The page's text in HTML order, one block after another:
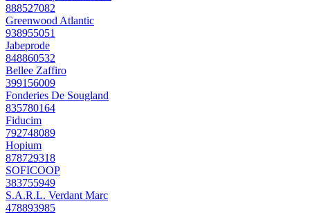
888527082
Greenwood Atlantic
938955051
Jabeprode
848860532
Bellee Zaffiro
399156009
Fonderies De Sougland
835780164
Fiducim
792748089
Hopium
878729318
SOFICOOP
383755949
S.A.R.L. Verdant Marc
478893985